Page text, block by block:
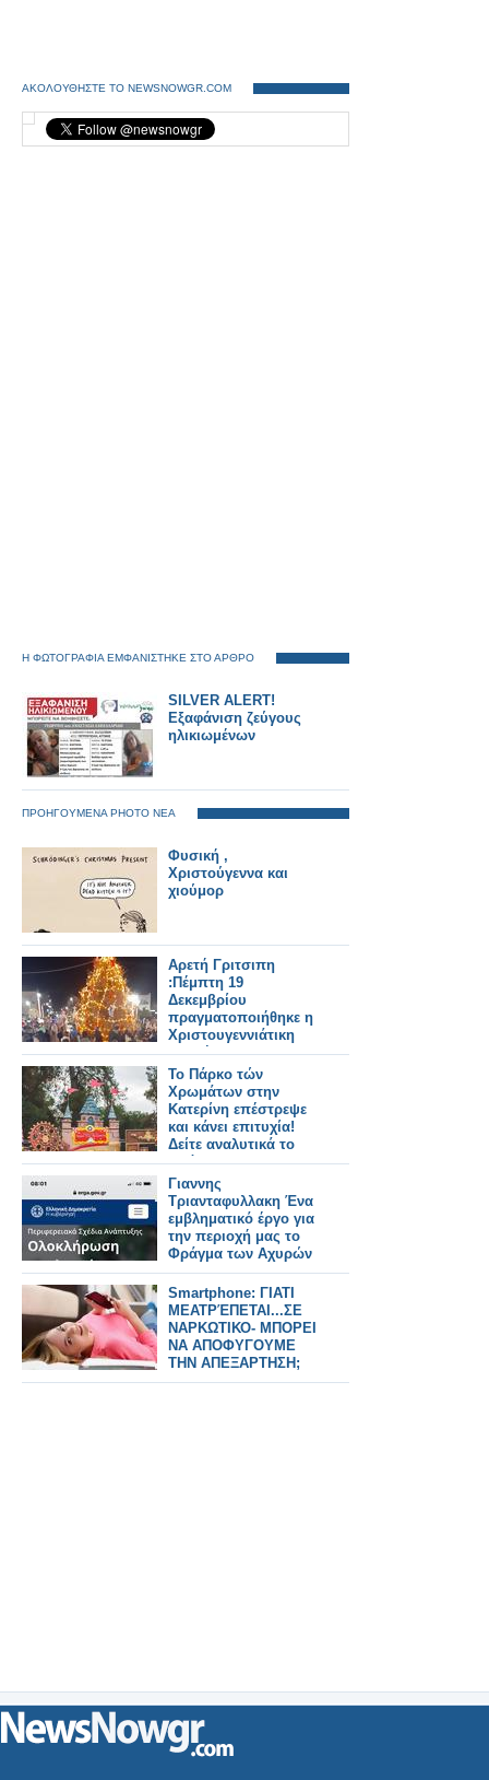
ΑΚΟΛΟΥΘΗΣΤΕ ΤΟ NEWSNOWGR.COM
Η ΦΩΤΟΓΡΑΦΙΑ ΕΜΦΑΝΙΣΤΗΚΕ ΣΤΟ ΑΡΘΡΟ
SILVER ALERT!
Εξαφάνιση ζεύγους
ηλικιωμένων
ΠΡΟΗΓΟΥΜΕΝΑ PHOTO ΝΕΑ
Φυσική ,
Χριστούγεννα και
χιούμορ
Αρετή Γριτσιπη
:Πέμπτη 19
Δεκεμβρίου
πραγματοποιήθηκε η
Χριστουγεννιάτικη
Εορτή και η
φωταγώγηση του
Χριστουγεννιάτικου
Δέντρου στον
Αστακό.
Το Πάρκο τών
Χρωμάτων στην
Κατερίνη επέστρεψε
και κάνει επιτυχία!
Δείτε αναλυτικά το
πρόγραμμα
εκδηλώσεων
Γιαννης
Τριανταφυλλακη Ένα
εμβληματικό έργο για
την περιοχή μας το
Φράγμα των Αχυρών
Smartphone: ΓΙΑΤΙ
ΜΕΑΤΡΈΠΕΤΑΙ...ΣΕ
ΝΑΡΚΩΤΙΚΟ- ΜΠΟΡΕΙ
ΝΑ ΑΠΟΦΥΓΟΥΜΕ
ΤΗΝ ΑΠΕΞΑΡΤΗΣΗ;